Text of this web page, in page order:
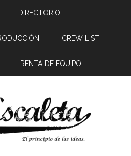
DIRECTORIO
CREW LIST
RENTA DE EQUIPO